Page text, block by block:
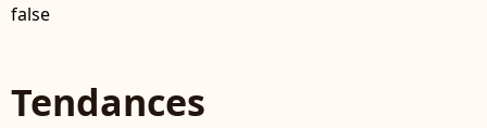
false
Tendances